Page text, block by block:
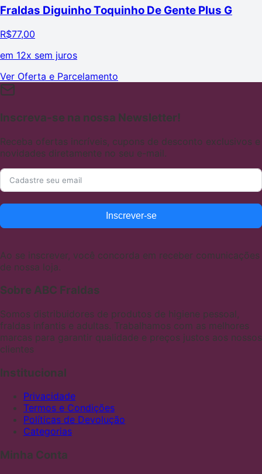
Fraldas Diguinho Toquinho De Gente Plus G
R$77,00
em 12x sem juros
Ver Oferta e Parcelamento
Inscreva-se na nossa Newsletter!
Receba ofertas incríveis, cupons de desconto exclusivos e
novidades diretamente no seu e-mail.
Inscrever-se
Ao se inscrever, você concorda em receber comunicações
de nossa loja.
Sobre ABC Fraldas
Somos distribuidores de produtos de higiene pessoal,
fraldas infantis e adultas. Trabalhamos com as melhores
marcas para garantir qualidade e preços justos aos nossos
clientes
Institucional
Privacidade
Termos e Condições
Políticas de Devolução
Categorias
Minha Conta